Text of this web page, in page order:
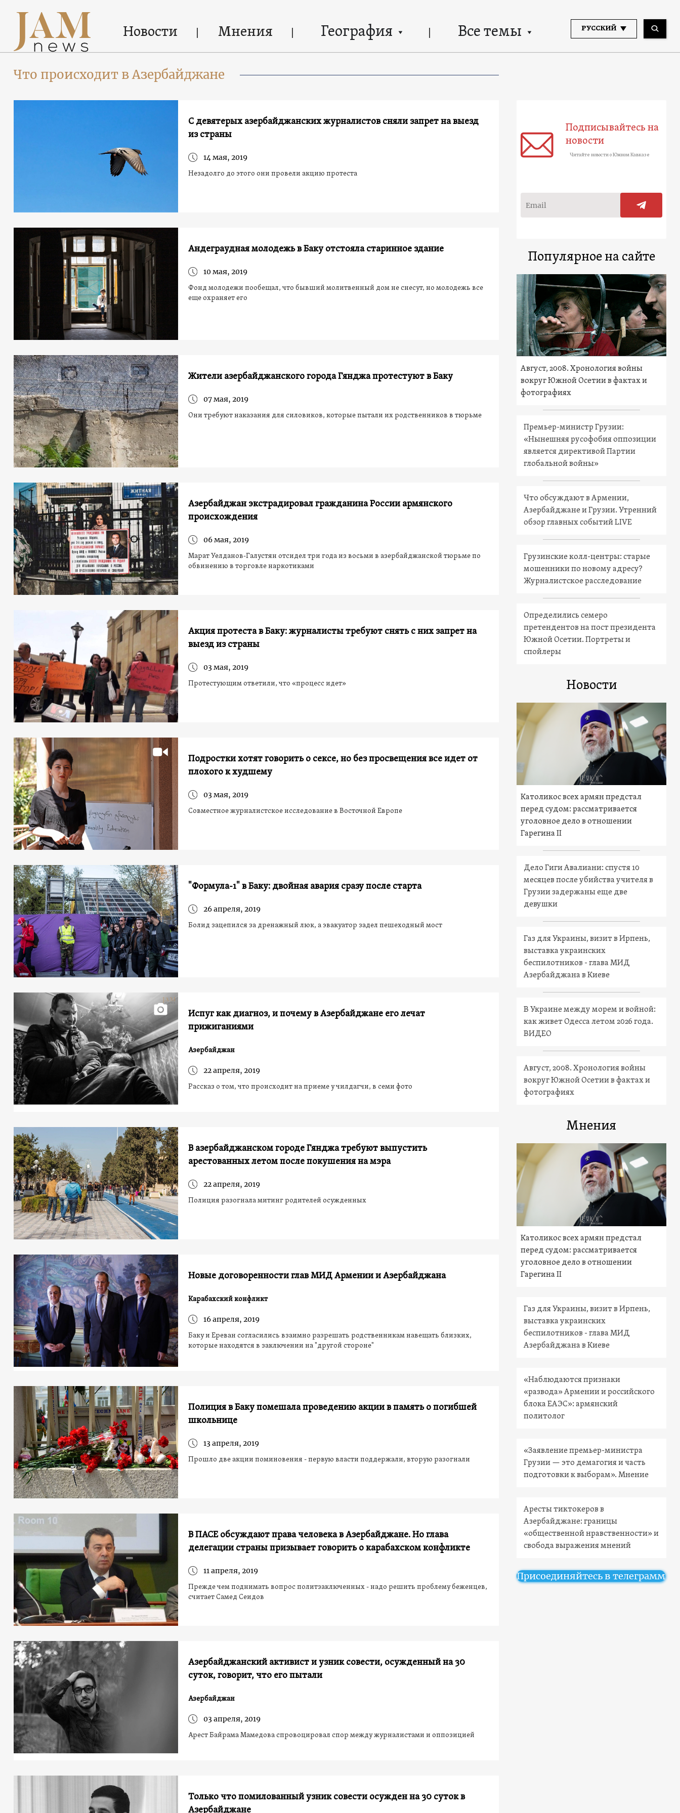
Новости Мнения География Все темы РУССКИЙ
Что происходит в Азербайджане
С девятерых азербайджанских журналистов сняли запрет на выезд
из страны
14 мая, 2019
Незадолго до этого они провели акцию протеста
Андеграудная молодежь в Баку отстояла старинное здание
10 мая, 2019
Фонд молодежи пообещал, что бывший молитвенный дом не снесут, но молодежь все
еще охраняет его
Жители азербайджанского города Гянджа протестуют в Баку
07 мая, 2019
Они требуют наказания для силовиков, которые пытали их родственников в тюрьме
Азербайджан экстрадировал гражданина России армянского
происхождения
06 мая, 2019
Марат Уелданов-Галустян отсидел три года из восьми в азербайджанской тюрьме по
обвинению в торговле наркотиками
Акция протеста в Баку: журналисты требуют снять с них запрет на
выезд из страны
03 мая, 2019
Протестующим ответили, что «процесс идет»
Подростки хотят говорить о сексе, но без просвещения все идет от
плохого к худшему
03 мая, 2019
Совместное журналистское исследование в Восточной Европе
"Формула-1" в Баку: двойная авария сразу после старта
26 апреля, 2019
Болид зацепился за дренажный люк, а эвакуатор задел пешеходный мост
Испуг как диагноз, и почему в Азербайджане его лечат
прижиганиями
Азербайджан
22 апреля, 2019
Рассказ о том, что происходит на приеме у чилдагчи, в семи фото
В азербайджанском городе Гянджа требуют выпустить
арестованных летом после покушения на мэра
22 апреля, 2019
Полиция разогнала митинг родителей осужденных
Новые договоренности глав МИД Армении и Азербайджана
Карабахский конфликт
16 апреля, 2019
Баку и Ереван согласились взаимно разрешать родственникам навещать близких,
которые находятся в заключении на "другой стороне"
Полиция в Баку помешала проведению акции в память о погибшей
школьнице
13 апреля, 2019
Прошло две акции поминовения - первую власти поддержали, вторую разогнали
В ПАСЕ обсуждают права человека в Азербайджане. Но глава
делегации страны призывает говорить о карабахском конфликте
11 апреля, 2019
Прежде чем поднимать вопрос политзаключенных - надо решить проблему беженцев,
считает Самед Сеидов
Азербайджанский активист и узник совести, осужденный на 30
суток, говорит, что его пытали
Азербайджан
03 апреля, 2019
Арест Байрама Мамедова спровоцировал спор между журналистами и оппозицией
Только что помилованный узник совести осужден на 30 суток в
Азербайджане
Подписывайтесь на
новости
Читайте новости о Южном Кавказе
Популярное на сайте
Август, 2008. Хронология войны
вокруг Южной Осетии в фактах и
фотографиях
Премьер-министр Грузии:
«Нынешняя русофобия оппозиции
является директивой Партии
глобальной войны»
Что обсуждают в Армении,
Азербайджане и Грузии. Утренний
обзор главных событий LIVE
Грузинские колл-центры: старые
мошенники по новому адресу?
Журналистское расследование
Определились семеро
претендентов на пост президента
Южной Осетии. Портреты и
спойлеры
Новости
Католикос всех армян предстал
перед судом: рассматривается
уголовное дело в отношении
Гарегина II
Дело Гиги Авалиани: спустя 10
месяцев после убийства учителя в
Грузии задержаны еще две
девушки
Газ для Украины, визит в Ирпень,
выставка украинских
беспилотников - глава МИД
Азербайджана в Киеве
В Украине между морем и войной:
как живет Одесса летом 2026 года.
ВИДЕО
Август, 2008. Хронология войны
вокруг Южной Осетии в фактах и
фотографиях
Мнения
Католикос всех армян предстал
перед судом: рассматривается
уголовное дело в отношении
Гарегина II
Газ для Украины, визит в Ирпень,
выставка украинских
беспилотников - глава МИД
Азербайджана в Киеве
«Наблюдаются признаки
«развода» Армении и российского
блока ЕАЭС»: армянский
политолог
«Заявление премьер-министра
Грузии — это демагогия и часть
подготовки к выборам». Мнение
Аресты тиктокеров в
Азербайджане: границы
«общественной нравственности» и
свобода выражения мнений
Присоединяйтесь в телеграмм